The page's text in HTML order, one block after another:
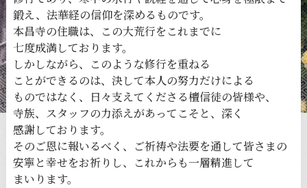
鍛え、 法華経の信仰を深める ものです。
本昌寺の住職は、 この大荒行をこれまでに
七度成満しております。
しかしながら、
このような修行を重ねる
ことができるのは、 決して本人の努力だけによる
ものではなく、
日々支えてくださる檀信徒の皆様や、
寺族、 スタッフの力添えがあってこそと、 深く
感謝しております。
そのご恩に報いるべく、 ご祈祷や法要を通して皆さまの
安寧と幸せをお祈りし、 これからも一層精進して
まいります。